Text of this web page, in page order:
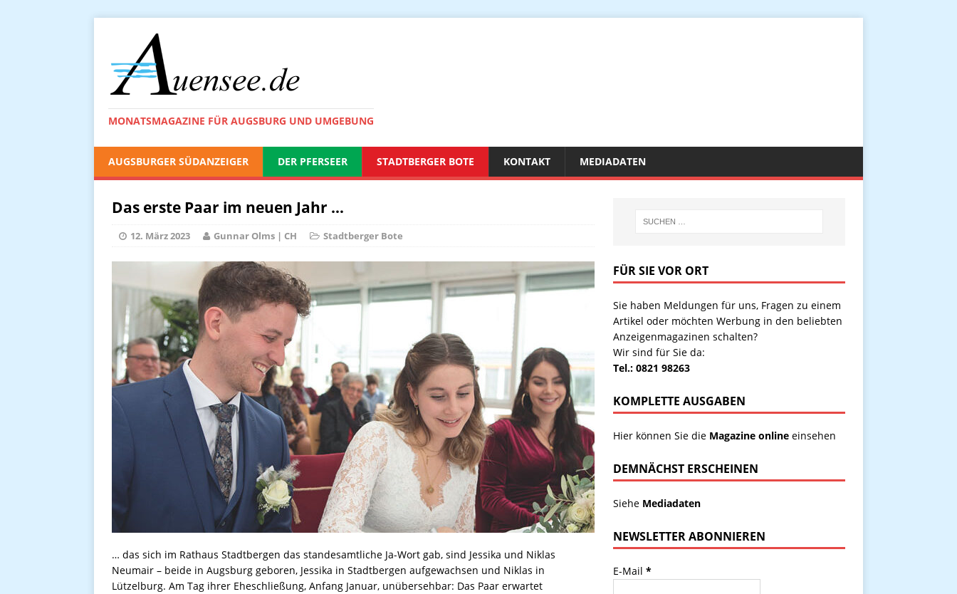
MONATSMAGAZINE FÜR AUGSBURG UND UMGEBUNG
AUGSBURGER SÜDANZEIGER DER PFERSEER STADTBERGER BOTE KONTAKT MEDIADATEN
Das erste Paar im neuen Jahr …
12. März 2023 Gunnar Olms | CH Stadtberger Bote
… das sich im Rathaus Stadtbergen das standesamtliche Ja-Wort gab, sind Jessika und Niklas
Neumair – beide in Augsburg geboren, Jessika in Stadtbergen aufgewachsen und Niklas in
Lützelburg. Am Tag ihrer Eheschließung, Anfang Januar, unübersehbar: Das Paar erwartet
FÜR SIE VOR ORT
Sie haben Meldungen für uns, Fragen zu einem
Artikel oder möchten Werbung in den beliebten
Anzeigenmagazinen schalten?
Wir sind für Sie da:
Tel.: 0821 98263
KOMPLETTE AUSGABEN
Hier können Sie die Magazine onlineeinsehen
DEMNÄCHST ERSCHEINEN
Siehe Mediadaten
NEWSLETTER ABONNIEREN
E-Mail *